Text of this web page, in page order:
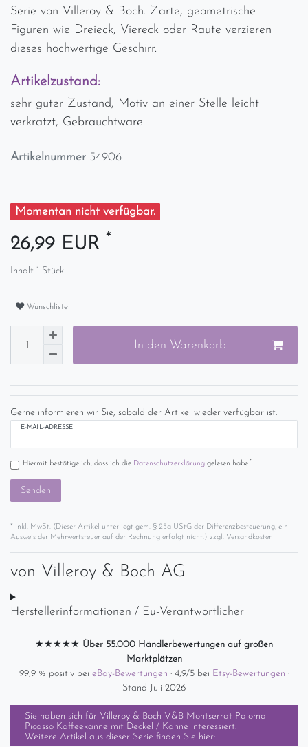
Serie von Villeroy & Boch. Zarte, geometrische
Figuren wie Dreieck, Viereck oder Raute verzieren
dieses hochwertige Geschirr.
Artikelzustand:
sehr guter Zustand, Motiv an einer Stelle leicht
verkratzt, Gebrauchtware
Artikelnummer 54906
Momentan nicht verfügbar.
26,99 EUR *
Inhalt 1 Stück
Wunschliste
In den Warenkorb
Gerne informieren wir Sie, sobald der Artikel wieder verfügbar ist.
E-MAIL-ADRESSE
Hiermit bestätige ich, dass ich die Daten­schutz­erklärunggelesen habe.*
Senden
* inkl. MwSt. (Dieser Artikel unterliegt gem. § 25a UStG der Differenzbesteuerung, ein
Ausweis der Mehrwertsteuer auf der Rechnung erfolgt nicht.) zzgl. Versandkosten
von Villeroy & Boch AG
Herstellerinformationen / Eu-Verantwortlicher
★★★★★ Über 55.000 Händlerbewertungen auf großen
Marktplätzen
99,9 % positiv bei eBay-Bewertungen · 4,9/5 bei Etsy-Bewertungen ·
Stand Juli 2026
Sie haben sich für Villeroy & Boch V&B Montserrat Paloma
Picasso Kaffeekanne mit Deckel / Kanne interessiert.
Weitere Artikel aus dieser Serie finden Sie hier: